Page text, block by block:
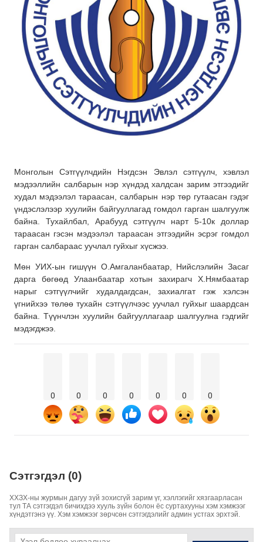
Монголын Сэтгүүлчдийн Нэгдсэн Эвлэл сэтгүүлч, хэвлэл
мэдээллийн салбарын нэр хүндэд халдсан зарим этгээдийг
худал мэдээлэл тараасан, салбарын нэр төр гутаасан гэдэг
үндэслэлээр хуулийн байгууллагад гомдол гарган шалгуулж
байна. Тухайлбал, Арабууд сэтгүүлч нарт 5-10к доллар
тараасан гэсэн мэдээлэл тараасан этгээдийн эсрэг гомдол
гарган салбараас уучлал гуйхыг хүсжээ.
Мөн УИХ-ын гишүүн О.Амгаланбаатар, Нийслэлийн Засаг
дарга бөгөөд Улаанбаатар хотын захирагч Х.Нямбаатар
нарыг сэтгүүлчийг худалдагдсан, захиалгат гэж хэлсэн
үгнийхээ төлөө тухайн сэтгүүлчээс уучлал гуйхыг шаардсан
байна. Түүнчлэн хуулийн байгууллагаар шалгуулна гэдгийг
мэдэгджээ.
0 0 0 0 0 0 0
Сэтгэгдэл (0)
ХХЗХ-ны журмын дагуу зүй зохисгүй зарим үг, хэллэгийг хязгаарласан
тул ТА сэтгэгдэл бичихдээ хууль зүйн болон ёс суртахууны хэм хэмжээг
хүндэтгэнэ үү. Хэм хэмжээг зөрчсөн сэтгэгдэлийг админ устгах эрхтэй.